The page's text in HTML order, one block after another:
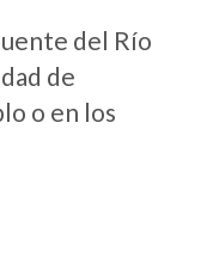
del Río
de
o en los